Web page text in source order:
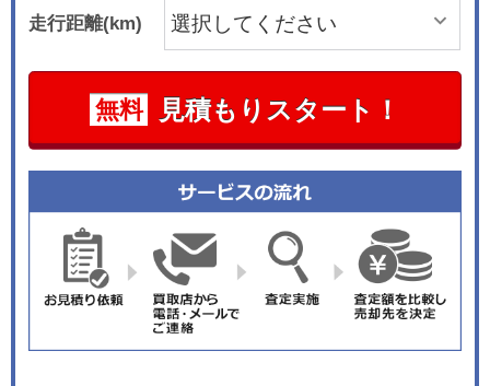
走行距離(km)
無料 見積もりスタート！